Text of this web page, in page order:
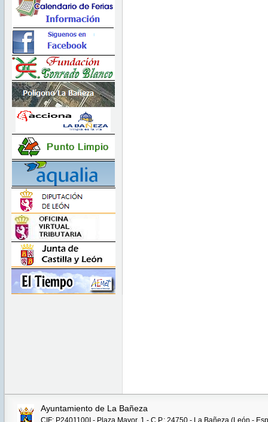
Ayuntamiento de La Bañeza
CIF: P2401100I - Plaza Mayor, 1 - C.P.: 24750 - La Bañeza (León -